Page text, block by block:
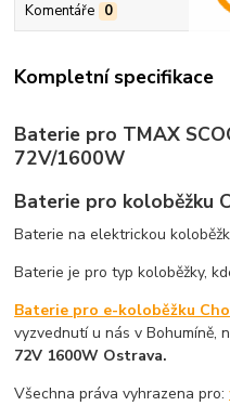
Komentáře 0
Kompletní specifikace
Baterie pro TMAX
72V/1600W
Baterie pro koloběžku
Baterie na elektrickou
Baterie je pro typ koloběžky,
Baterie pro e-koloběžku
vyzvednutí u nás v Bohumíně,
72V 1600W Ostrava.
Všechna práva vyhrazena pro: